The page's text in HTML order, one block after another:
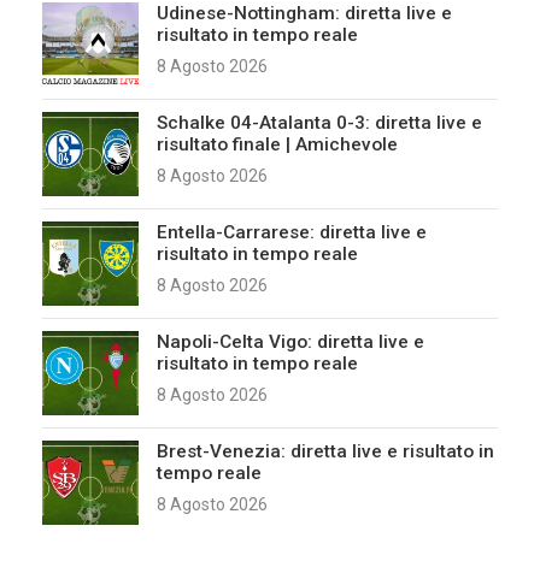
Udinese-Nottingham: diretta live e
risultato in tempo reale
8 Agosto 2026
Schalke 04-Atalanta 0-3: diretta live e
risultato finale | Amichevole
8 Agosto 2026
Entella-Carrarese: diretta live e
risultato in tempo reale
8 Agosto 2026
Napoli-Celta Vigo: diretta live e
risultato in tempo reale
8 Agosto 2026
Brest-Venezia: diretta live e risultato in
tempo reale
8 Agosto 2026